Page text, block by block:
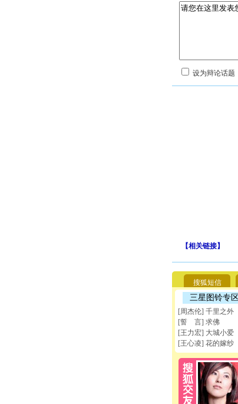
设为辩论话
【相关链接】
搜狐短信
三星图铃专区
[周杰伦] 千里之外
[誓 言] 求佛
[王力宏] 大城小爱
[王心凌] 花的嫁纱